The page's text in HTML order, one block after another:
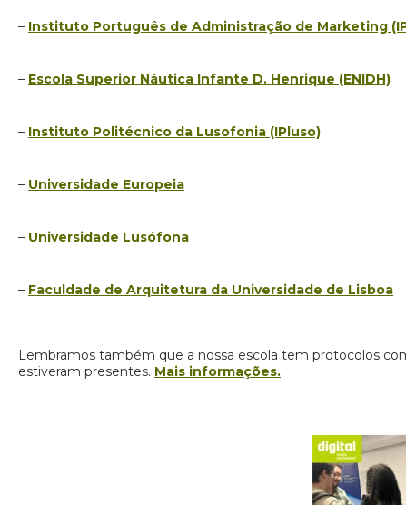
– Instituto Português de Administração de Marketing
– Escola Superior Náutica Infante D. Henrique (ENIDH)
– Instituto Politécnico da Lusofonia (IPluso)
– Universidade Europeia
– Universidade Lusófona
– Faculdade de Arquitetura da Universidade de Lisboa
Lembramos também que a nossa escola tem protocolos
estiveram presentes. Mais informações.